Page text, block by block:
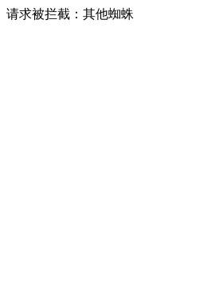
请求被拦截：其他蜘蛛